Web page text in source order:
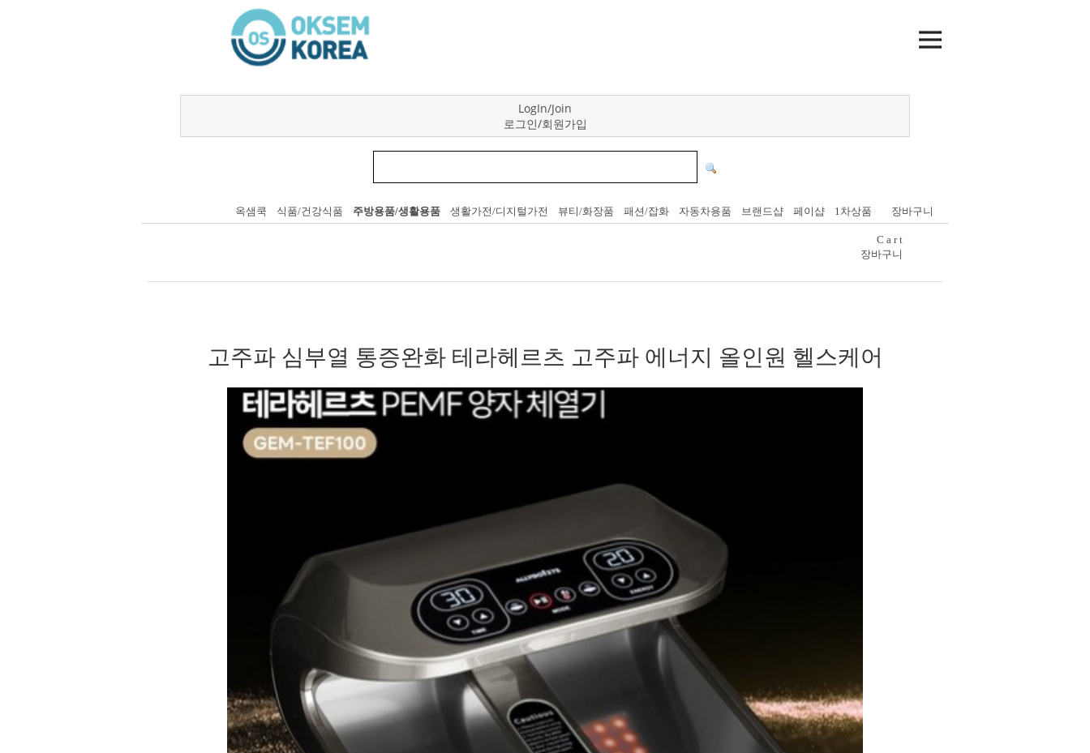
LogIn/Join
로그인/회원가입
옥샘쿡 식품/건강식품 주방용품/생활용품 생활가전/디지털가전 뷰티/화장품 패션/잡화 자동차용품 브랜드샵 페이샵 1차상품 장바구니
C a r t
장바구니
고주파 심부열 통증완화 테라헤르츠 고주파 에너지 올인원 헬스케어